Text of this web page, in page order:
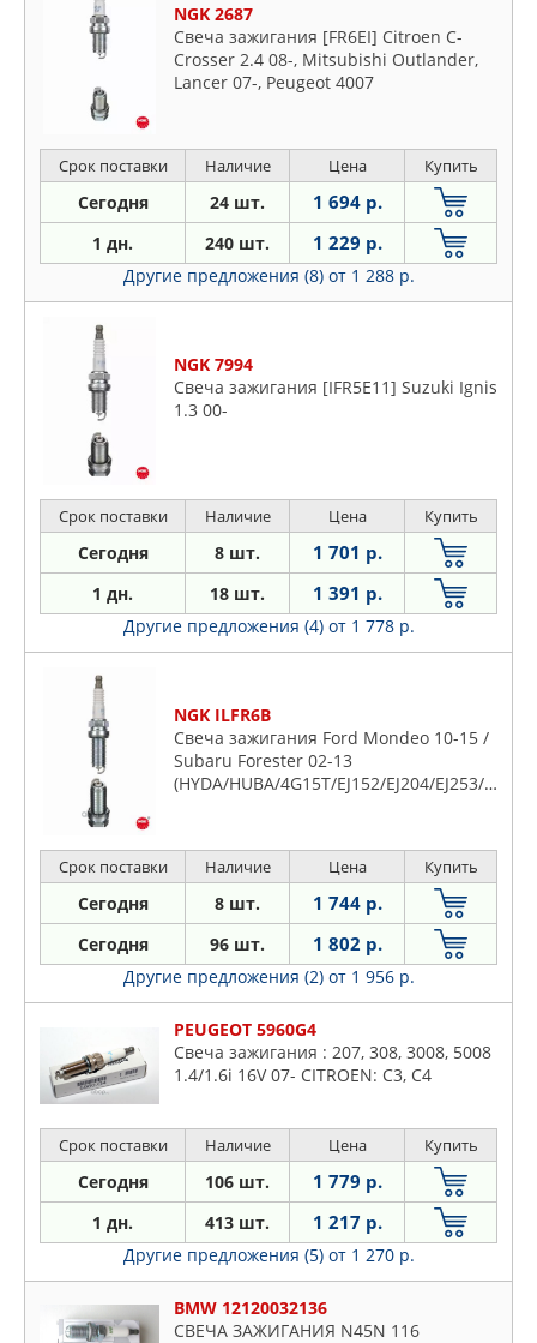
NGK 2687
Свеча зажигания [FR6EI] Citroen C-
Crosser 2.4 08-, Mitsubishi Outlander,
Lancer 07-, Peugeot 4007
Срок поставки Наличие Цена Купить
Сегодня 24 шт. 1 694 р.
1 дн. 240 шт. 1 229 р.
Другие предложения (8) от 1 288 р.
NGK 7994
Свеча зажигания [IFR5E11] Suzuki Ignis
1.3 00-
Срок поставки Наличие Цена Купить
Сегодня 8 шт. 1 701 р.
1 дн. 18 шт. 1 391 р.
Другие предложения (4) от 1 778 р.
NGK ILFR6B
Свеча зажигания Ford Mondeo 10-15 /
Subaru Forester 02-13
(HYDA/HUBA/4G15T/EJ152/EJ204/EJ253/EJ255/B
Срок поставки Наличие Цена Купить
Сегодня 8 шт. 1 744 р.
Сегодня 96 шт. 1 802 р.
Другие предложения (2) от 1 956 р.
PEUGEOT 5960G4
Свеча зажигания : 207, 308, 3008, 5008
1.4/1.6i 16V 07- CITROEN: C3, C4
Срок поставки Наличие Цена Купить
Сегодня 106 шт. 1 779 р.
1 дн. 413 шт. 1 217 р.
Другие предложения (5) от 1 270 р.
BMW 12120032136
СВЕЧА ЗАЖИГАНИЯ N45N 116